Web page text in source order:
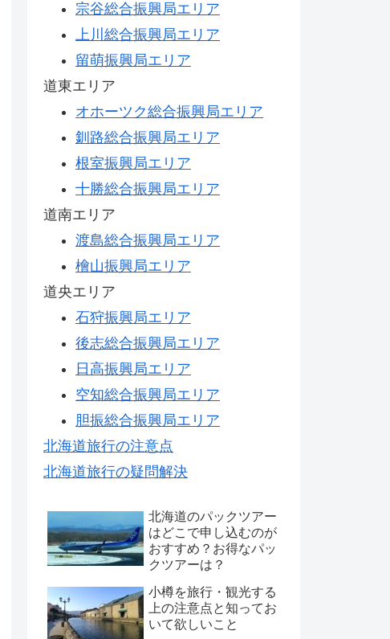
宗谷総合振興局エリア
上川総合振興局エリア
留萌振興局エリア
道東エリア
オホーツク総合振興局エリア
釧路総合振興局エリア
根室振興局エリア
十勝総合振興局エリア
道南エリア
渡島総合振興局エリア
檜山振興局エリア
道央エリア
石狩振興局エリア
後志総合振興局エリア
日高振興局エリア
空知総合振興局エリア
胆振総合振興局エリア
北海道旅行の注意点
北海道旅行の疑問解決
北海道のパックツアー
はどこで申し込むのが
おすすめ？お得なパッ
クツアーは？
小樽を旅行・観光する
上の注意点と知ってお
いて欲しいこと